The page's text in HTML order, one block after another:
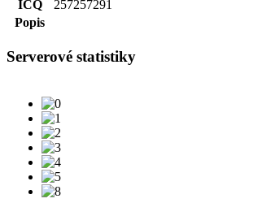
ICQ
257257291
Popis
Serverové statistiky